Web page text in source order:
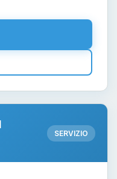
SERVIZIO